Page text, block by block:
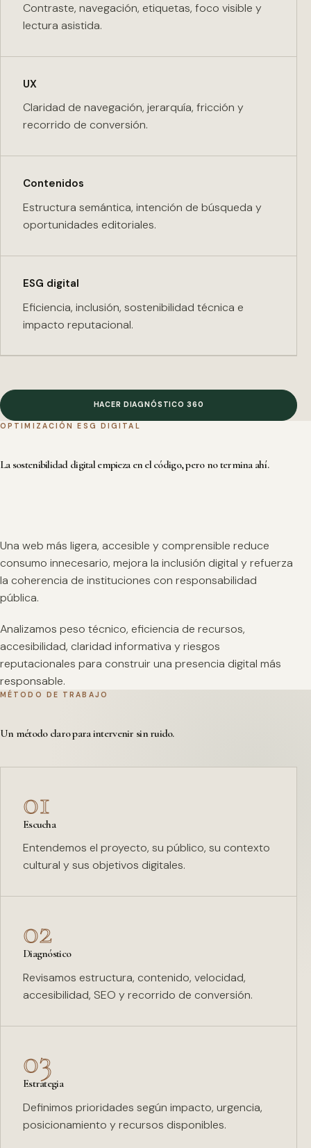
Contraste, navegación, etiquetas, foco visible y
lectura asistida.
UX
Claridad de navegación, jerarquía, fricción y
recorrido de conversión.
Contenidos
Estructura semántica, intención de búsqueda y
oportunidades editoriales.
ESG digital
Eficiencia, inclusión, sostenibilidad técnica e
impacto reputacional.
HACER DIAGNÓSTICO 360
OPTIMIZACIÓN ESG DIGITAL
La sostenibilidad digital empieza en el código, pero no termina ahí.
Una web más ligera, accesible y comprensible reduce
consumo innecesario, mejora la inclusión digital y refuerza
la coherencia de instituciones con responsabilidad
pública.
Analizamos peso técnico, eficiencia de recursos,
accesibilidad, claridad informativa y riesgos
reputacionales para construir una presencia digital más
responsable.
MÉTODO DE TRABAJO
Un método claro para intervenir sin ruido.
01
Escucha
Entendemos el proyecto, su público, su contexto
cultural y sus objetivos digitales.
02
Diagnóstico
Revisamos estructura, contenido, velocidad,
accesibilidad, SEO y recorrido de conversión.
03
Estrategia
Definimos prioridades según impacto, urgencia,
posicionamiento y recursos disponibles.